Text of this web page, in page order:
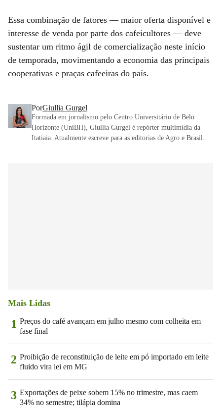
Essa combinação de fatores — maior oferta disponível e
interesse de venda por parte dos cafeicultores — deve
sustentar um ritmo ágil de comercialização neste início
de temporada, movimentando a economia das principais
cooperativas e praças cafeeiras do país.
PorGiullia Gurgel
Formada em jornalismo pelo Centro Universitário de Belo
Horizonte (UniBH), Giullia Gurgel é repórter multimídia da
Itatiaia. Atualmente escreve para as editorias de Agro e Brasil.
Mais Lidas
1 Preços do café avançam em julho mesmo com colheita em
fase final
2 Proibição de reconstituição de leite em pó importado em leite
fluido vira lei em MG
3 Exportações de peixe sobem 15% no trimestre, mas caem
34% no semestre; tilápia domina